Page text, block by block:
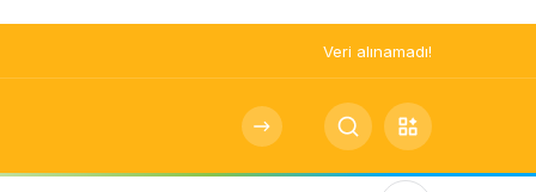
Veri alınamadı!